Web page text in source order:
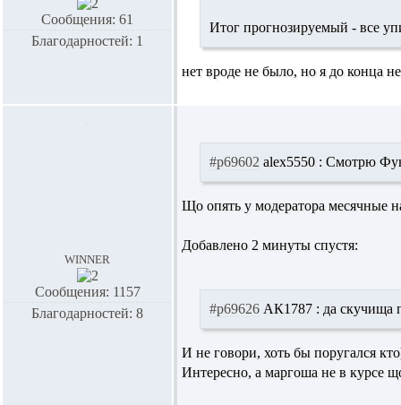
Сообщения: 61
Благодарностей: 1
Итог прогнозируемый - все
нет вроде не было, но я до конца
winner
Сообщения: 1157
Благодарностей: 8
#p69602 alex5550 : Смотрю
Що опять у модератора месячные
Добавлено 2 минуты спустя:
#p69626 АК1787 : да скучища
И не говори, хоть бы поругался
Интересно, а маргоша не в курсе